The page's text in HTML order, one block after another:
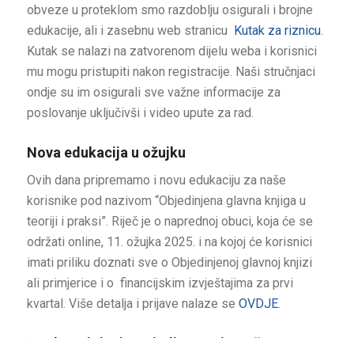
obveze u proteklom smo razdoblju osigurali i brojne
edukacije, ali i zasebnu web stranicu Kutak za riznicu.
Kutak se nalazi na zatvorenom dijelu weba i korisnici
mu mogu pristupiti nakon registracije. Naši stručnjaci
ondje su im osigurali sve važne informacije za
poslovanje uključivši i video upute za rad.
Nova edukacija u ožujku
Ovih dana pripremamo i novu edukaciju za naše
korisnike pod nazivom “Objedinjena glavna knjiga u
teoriji i praksi”. Riječ je o naprednoj obuci, koja će se
održati online, 11. ožujka 2025. i na kojoj će korisnici
imati priliku doznati sve o Objedinjenoj glavnoj knjizi
ali primjerice i o financijskim izvještajima za prvi
kvartal. Više detalja i prijave nalaze se OVDJE.